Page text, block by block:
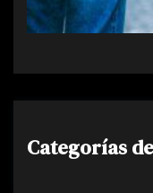
Categorías